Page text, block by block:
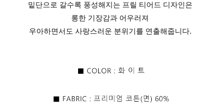
밑단으로 갈수록 풍성해지는 프릴 티어드 디자인은
롱한 기장감과 어우러져